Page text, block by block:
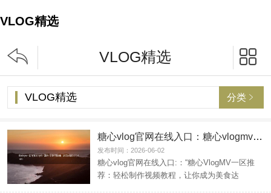
VLOG精选
 VLOG精选 
VLOG精选 分类 
糖心vlog官网在线入口：糖心vlogmv一区774(\"糖心VlogMV一区推荐：轻松制作视频教程，让你成为美食达人！\")
发布时间：2026-06-02
糖心vlog官网在线入口:：“糖心VlogMV一区推
荐：轻松制作视频教程，让你成为美食达